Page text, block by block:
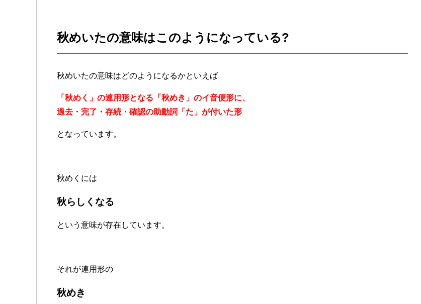
秋めいたの意味はこのようになっている?
秋めいたの意味はどのようになるかといえば
「秋めく」の連用形となる「秋めき」のイ音便形に、
過去・完了・存続・確認の助動詞「た」が付いた形
となっています。
秋めくには
秋らしくなる
という意味が存在しています。
それが連用形の
秋めき